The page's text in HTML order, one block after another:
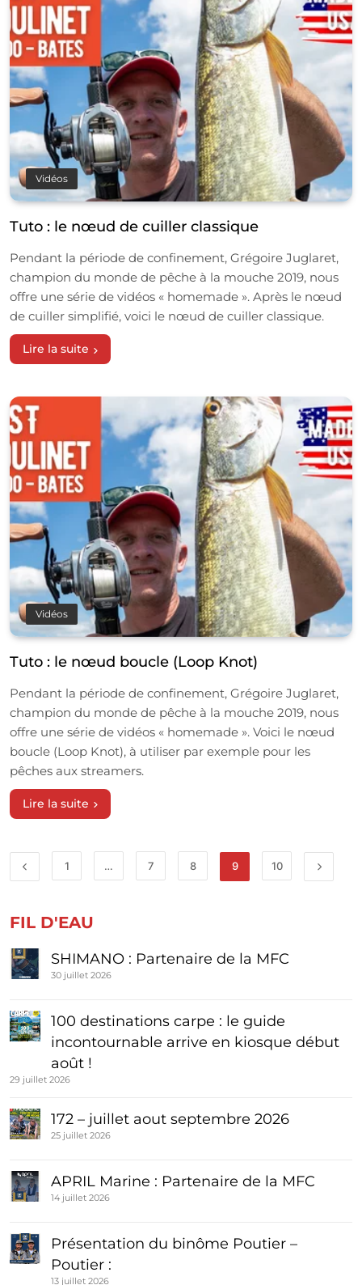
Vidéos
Tuto : le nœud de cuiller classique
Pendant la période de confinement, Grégoire Juglaret,
champion du monde de pêche à la mouche 2019, nous
offre une série de vidéos « homemade ». Après le nœud
de cuiller simplifié, voici le nœud de cuiller classique.
Lire la suite
Vidéos
Tuto : le nœud boucle (Loop Knot)
Pendant la période de confinement, Grégoire Juglaret,
champion du monde de pêche à la mouche 2019, nous
offre une série de vidéos « homemade ». Voici le nœud
boucle (Loop Knot), à utiliser par exemple pour les
pêches aux streamers.
Lire la suite
1 … 7 8 9 10
FIL D'EAU
SHIMANO : Partenaire de la MFC
30 juillet 2026
100 destinations carpe : le guide
incontournable arrive en kiosque début
août !
29 juillet 2026
172 – juillet aout septembre 2026
25 juillet 2026
APRIL Marine : Partenaire de la MFC
14 juillet 2026
Présentation du binôme Poutier –
Poutier :
13 juillet 2026